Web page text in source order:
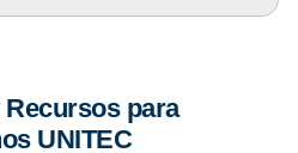
para
UNITEC